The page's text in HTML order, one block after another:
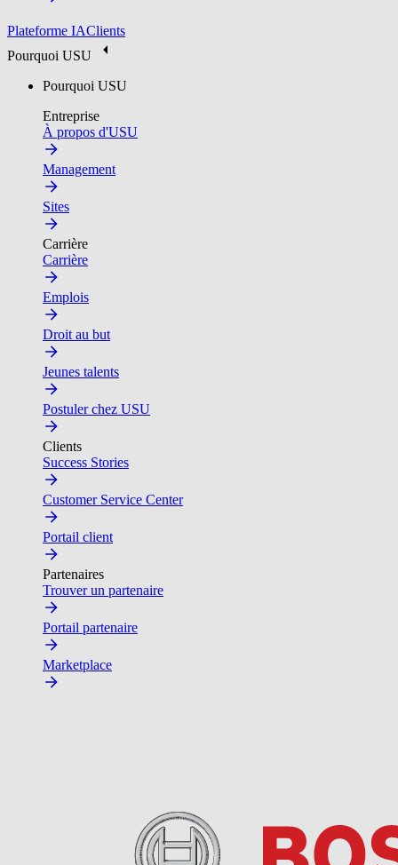
Plateforme IAClients
Pourquoi USU
Pourquoi USU
Entreprise
À propos d'USU
Management
Sites
Carrière
Carrière
Emplois
Droit au but
Jeunes talents
Postuler chez USU
Clients
Success Stories
Customer Service Center
Portail client
Partenaires
Trouver un partenaire
Portail partenaire
Marketplace